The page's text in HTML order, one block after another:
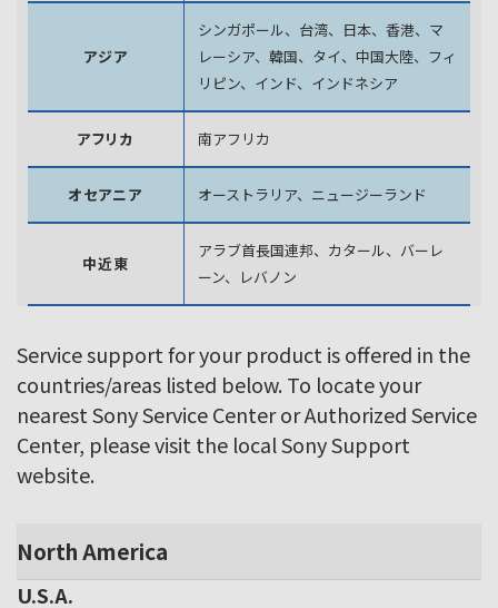
アジア
シンガポール、台湾、日本、香港、マ
レーシア、韓国、 タイ、中国大陸、フィ
リピン、インド、インドネシア
アフリカ 南アフリカ
オセアニア オーストラリア、ニュージーランド
中近東
アラブ首長国連邦、カタール、バーレ
ーン、レバノン
Service support for your product is offered in the
countries/areas listed below. To locate your
nearest Sony Service Center or Authorized Service
Center, please visit the local Sony Support
website.
North America
U.S.A.